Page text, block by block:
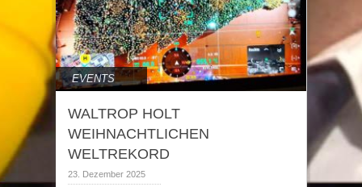
EVENTS
WALTROP HOLT
WEIHNACHTLICHEN
WELTREKORD
23. Dezember 2025